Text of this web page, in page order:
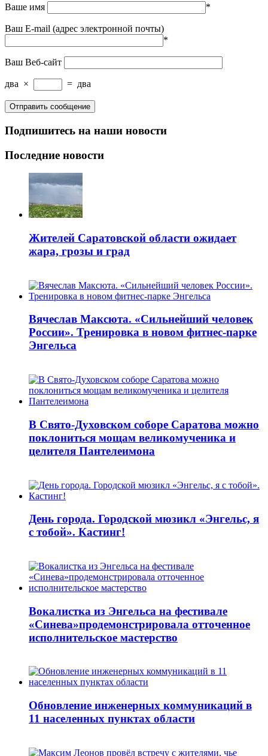
Ваше имя *
Ваш E-mail (адрес электронной почты)
*
Ваш Веб-сайт
два × = два
Подпишитесь на наши новости
Последние новости
Жителей Саратовской области ожидает
жара, грозы и град
Вячеслав Максюта. «Сильнейший человек
России». Тренировка в новом фитнес-парке
Энгельса
В Свято-Духовском соборе Саратова можно
поклониться мощам великомученика и
целителя Пантелеимона
День города. Городской мюзикл «Энгельс, я
с тобой». Кастинг!
Вокалистка из Энгельса на фестивале
«Синева»продемонстрировала отточенное
исполнительское мастерство
Обновление инженерных коммуникаций в
11 населенных пунктах области